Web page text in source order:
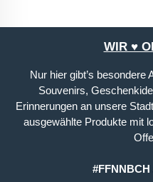
WIR ♥
Nur hier gibt’s
Souvenirs,
Erinnerungen an unsere
ausgewählte Produkte mit
#FFNNBCH